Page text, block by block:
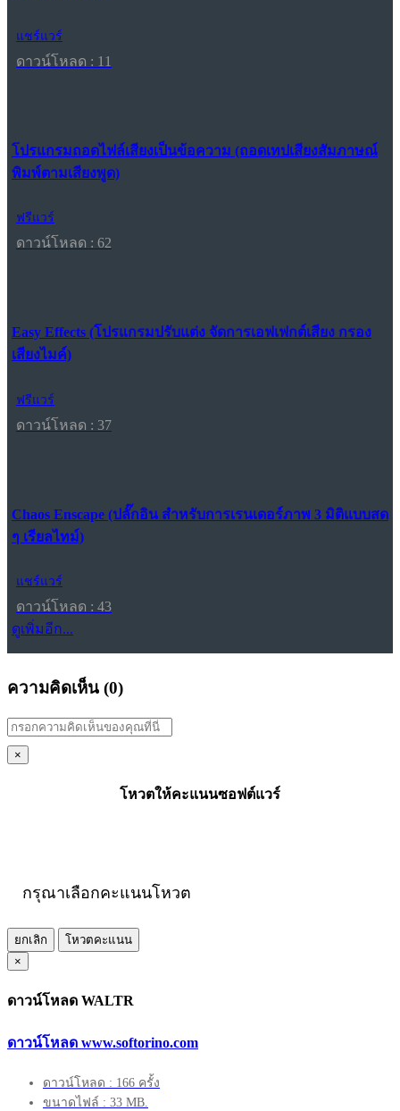
แชร์แวร์
ดาวน์โหลด : 11
โปรแกรมถอดไฟล์เสียงเป็นข้อความ (ถอดเทปเสียงสัมภาษณ์
พิมพ์ตามเสียงพูด)
ฟรีแวร์
ดาวน์โหลด : 62
Easy Effects (โปรแกรมปรับแต่ง จัดการเอฟเฟกต์เสียง กรอง
เสียงไมค์)
ฟรีแวร์
ดาวน์โหลด : 37
Chaos Enscape (ปลั๊กอิน สำหรับการเรนเดอร์ภาพ 3 มิติแบบสด
ๆ เรียลไทม์)
แชร์แวร์
ดาวน์โหลด : 43
ดูเพิ่มอีก...
ความคิดเห็น (0)
×
โหวตให้คะแนนซอฟต์แวร์
กรุณาเลือกคะแนนโหวต
ยกเลิก
โหวตคะแนน
×
ดาวน์โหลด WALTR
ดาวน์โหลด www.softorino.com
ดาวน์โหลด : 166 ครั้ง
ขนาดไฟล์ : 33 MB.